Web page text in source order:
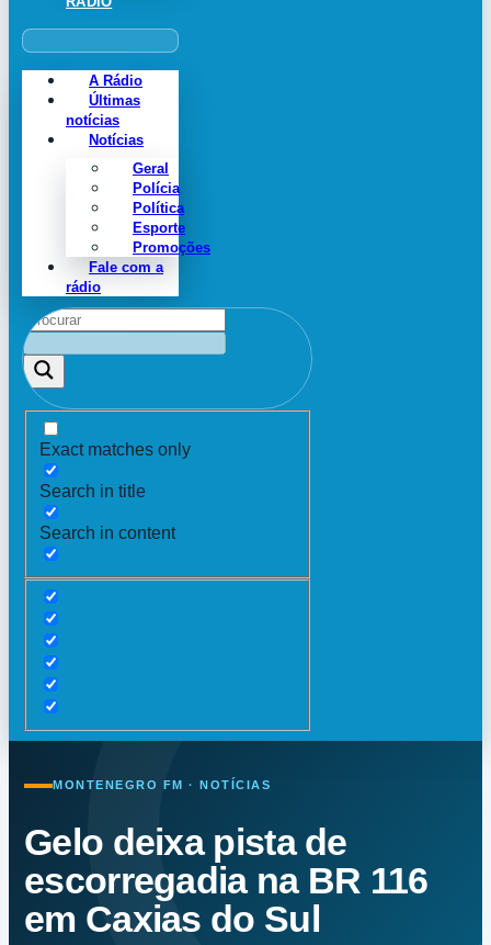
A Rádio
Últimas
notícias
Notícias
Geral
Polícia
Política
Esporte
Promoções
Fale com a
rádio
Exact matches only
Search in title
Search in content
MONTENEGRO FM · NOTÍCIAS
Gelo deixa pista de
escorregadia na BR 116
em Caxias do Sul